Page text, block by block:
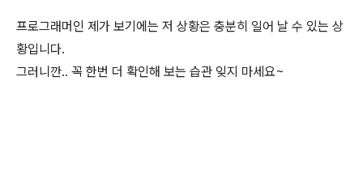
프로그래머인 제가 보기에는 저 상황은 충분히 일어 날 수 있는 상
황입니다.
그러니깐.. 꼭 한번 더 확인해 보는 습관 잊지 마세요~